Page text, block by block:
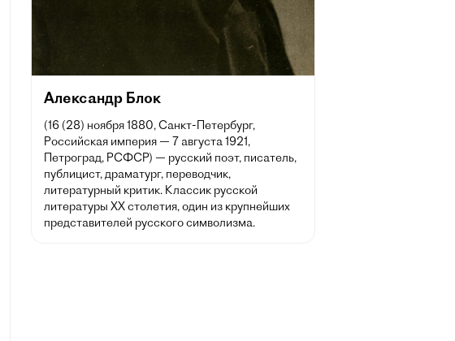
Александр Блок
(16 (28) ноября 1880, Санкт-Петербург,
Российская империя — 7 августа 1921,
Петроград, РСФСР) — русский поэт, писатель,
публицист, драматург, переводчик,
литературный критик. Классик русской
литературы XX столетия, один из крупнейших
представителей русского символизма.